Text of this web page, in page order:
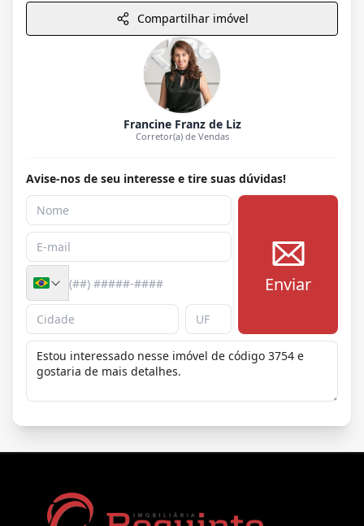
Compartilhar imóvel
Francine Franz de Liz
Corretor(a) de Vendas
Avise-nos de seu interesse e tire suas dúvidas!
Enviar